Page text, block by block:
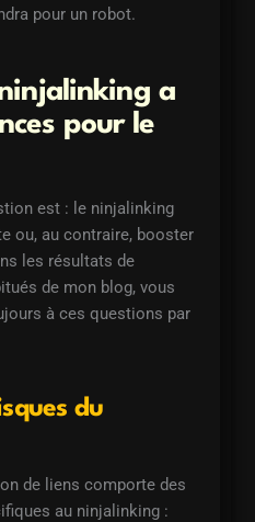
pour un robot.
a
pour le
est : le ninjalinking
ou, au contraire, booster
les résultats de
de mon blog, vous
à ces questions par
du
de liens comporte des
au ninjalinking :